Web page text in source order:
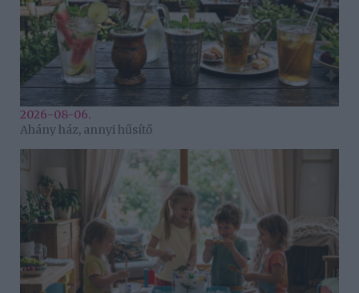
2026-08-06.
Ahány ház, annyi hűsítő